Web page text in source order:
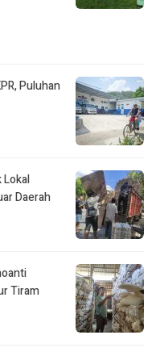
Puluhan
Lokal
Daerah
Tiram